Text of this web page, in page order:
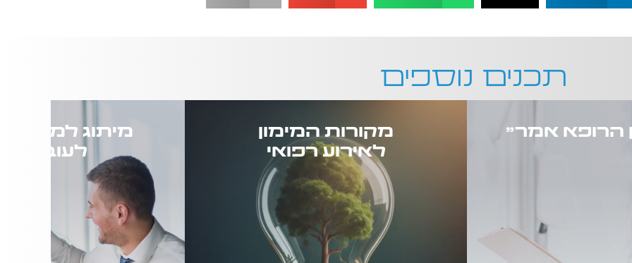
תכנים נוספים
הרופא אמר"
העתידי – ריאיון עם חני
החברתי הראשון
מקורות המימון
לאירוע רפואי
כמעט כל אירוע רפואי מתחיל מהשאלה מה אופציות
הטיפול המיטביות ומי מממן אותם? האם אני זכאי לקבל
החזר וכמה? וכו'...
מיתוג למעסיק
לעובד/ת
מה העובדים שלכם באמת